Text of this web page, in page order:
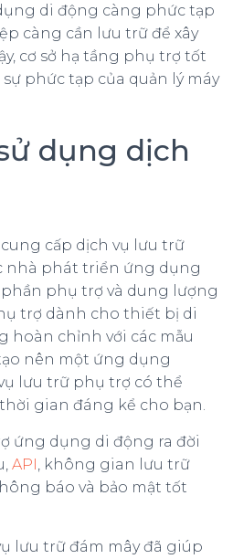
di động càng phức tạp
càng cần lưu trữ để xây
cơ sở hạ tầng phụ trợ tốt
phức tạp của quản lý máy
dụng dịch
cấp dịch vụ lưu trữ
nhà phát triển ứng dụng
phụ trợ và dung lượng
trợ dành cho thiết bị di
hoàn chỉnh với các mẫu
nên một ứng dụng
lưu trữ phụ trợ có thể
gian đáng kể cho bạn.
ứng dụng di động ra đời
API , không gian lưu trữ
báo và bảo mật tốt
lưu trữ đám mây đã giúp